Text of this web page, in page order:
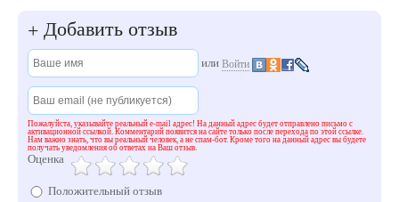
+ Добавить отзыв
или Войти
Пожалуйста, указывайте реальный e-mail адрес! На данный адрес будет отправлено письмо с
активационной ссылкой. Комментарий появится на сайте только после перехода по этой ссылке.
Нам важно знать, что вы реальный человек, а не спам-бот. Кроме того на данный адрес вы будете
получать уведомления об ответах на Ваш отзыв.
Оценка
Положительный отзыв